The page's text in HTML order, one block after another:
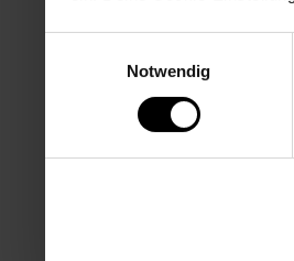
Notwendig
material-futter-innenjacke:
material-kunstfellkragen:
material-oberstoff-
material-oberstoff-
material-oberstoff-
material-oberstoff-
material-oberstoff-oberer-